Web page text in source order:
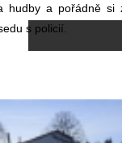
hudby a pořádně si
s policií.